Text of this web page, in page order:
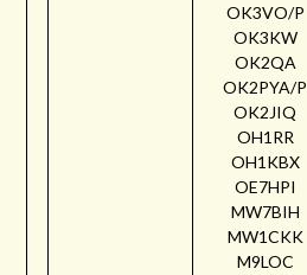
OK3VO/P
OK3KW
OK2QA
OK2PYA/P
OK2JIQ
OH1RR
OH1KBX
OE7HPI
MW7BIH
MW1CKK
M9LOC